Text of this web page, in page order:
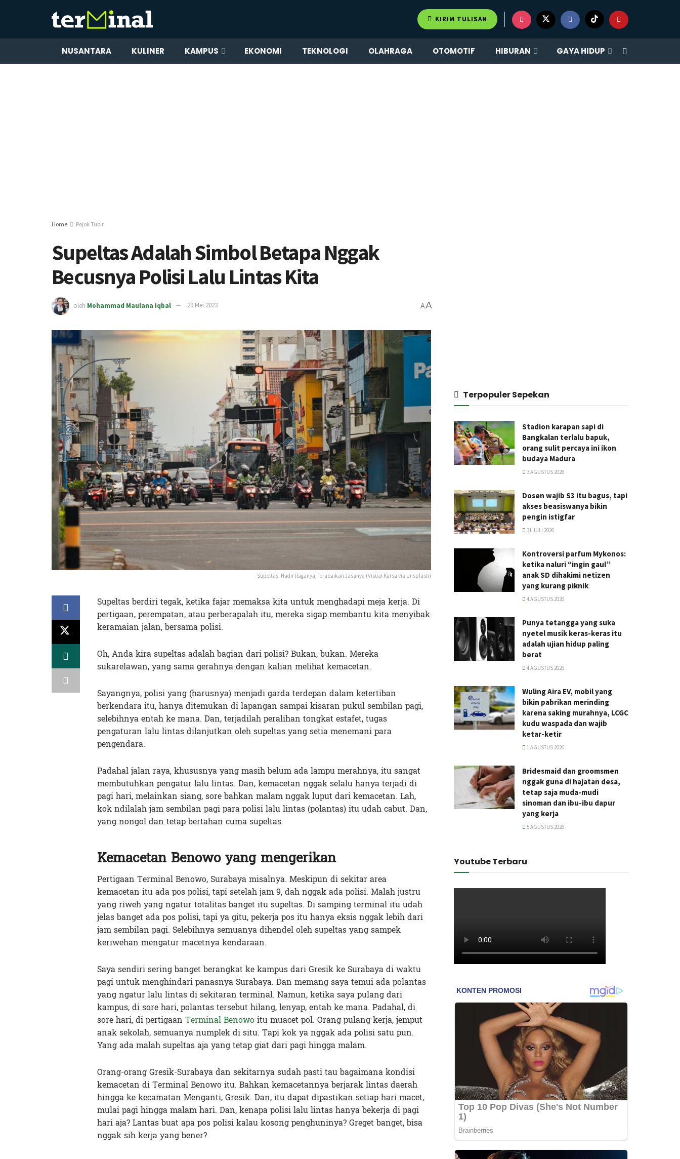
KIRIM TULISAN
NUSANTARA KULINER KAMPUS EKONOMI TEKNOLOGI OLAHRAGA OTOMOTIF HIBURAN GAYA HIDUP
Home Pojok Tubir
Supeltas Adalah Simbol Betapa Nggak
Becusnya Polisi Lalu Lintas Kita
oleh Mohammad Maulana Iqbal 29 Mei 2023 AA
Supeltas: Hadir Raganya, Terabaikan Jasanya (Visual Karsa via Unsplash)
Supeltas berdiri tegak, ketika fajar memaksa kita untuk menghadapi meja kerja. Di
pertigaan, perempatan, atau perberapalah itu, mereka sigap membantu kita menyibak
keramaian jalan, bersama polisi.
Oh, Anda kira supeltas adalah bagian dari polisi? Bukan, bukan. Mereka
sukarelawan, yang sama gerahnya dengan kalian melihat kemacetan.
Sayangnya, polisi yang (harusnya) menjadi garda terdepan dalam ketertiban
berkendara itu, hanya ditemukan di lapangan sampai kisaran pukul sembilan pagi,
selebihnya entah ke mana. Dan, terjadilah peralihan tongkat estafet, tugas
pengaturan lalu lintas dilanjutkan oleh supeltas yang setia menemani para
pengendara.
Padahal jalan raya, khususnya yang masih belum ada lampu merahnya, itu sangat
membutuhkan pengatur lalu lintas. Dan, kemacetan nggak selalu hanya terjadi di
pagi hari, melainkan siang, sore bahkan malam nggak luput dari kemacetan. Lah,
kok ndilalah jam sembilan pagi para polisi lalu lintas (polantas) itu udah cabut. Dan,
yang nongol dan tetap bertahan cuma supeltas.
Kemacetan Benowo yang mengerikan
Pertigaan Terminal Benowo, Surabaya misalnya. Meskipun di sekitar area
kemacetan itu ada pos polisi, tapi setelah jam 9, dah nggak ada polisi. Malah justru
yang riweh yang ngatur totalitas banget itu supeltas. Di samping terminal itu udah
jelas banget ada pos polisi, tapi ya gitu, pekerja pos itu hanya eksis nggak lebih dari
jam sembilan pagi. Selebihnya semuanya dihendel oleh supeltas yang sampek
keriwehan mengatur macetnya kendaraan.
Saya sendiri sering banget berangkat ke kampus dari Gresik ke Surabaya di waktu
pagi untuk menghindari panasnya Surabaya. Dan memang saya temui ada polantas
yang ngatur lalu lintas di sekitaran terminal. Namun, ketika saya pulang dari
kampus, di sore hari, polantas tersebut hilang, lenyap, entah ke mana. Padahal, di
sore hari, di pertigaan Terminal Benowoitu muacet pol. Orang pulang kerja, jemput
anak sekolah, semuanya numplek di situ. Tapi kok ya nggak ada polisi satu pun.
Yang ada malah supeltas aja yang tetap giat dari pagi hingga malam.
Orang-orang Gresik-Surabaya dan sekitarnya sudah pasti tau bagaimana kondisi
kemacetan di Terminal Benowo itu. Bahkan kemacetannya berjarak lintas daerah
hingga ke kecamatan Menganti, Gresik. Dan, itu dapat dipastikan setiap hari macet,
mulai pagi hingga malam hari. Dan, kenapa polisi lalu lintas hanya bekerja di pagi
hari aja? Lantas buat apa pos polisi kalau kosong penghuninya? Greget banget, bisa
nggak sih kerja yang bener?
Terpopuler Sepekan
Stadion karapan sapi di
Bangkalan terlalu bapuk,
orang sulit percaya ini ikon
budaya Madura
3 AGUSTUS 2026
Dosen wajib S3 itu bagus, tapi
akses beasiswanya bikin
pengin istigfar
31 JULI 2026
Kontroversi parfum Mykonos:
ketika naluri “ingin gaul”
anak SD dihakimi netizen
yang kurang piknik
4 AGUSTUS 2026
Punya tetangga yang suka
nyetel musik keras-keras itu
adalah ujian hidup paling
berat
4 AGUSTUS 2026
Wuling Aira EV, mobil yang
bikin pabrikan merinding
karena saking murahnya, LCGC
kudu waspada dan wajib
ketar-ketir
1 AGUSTUS 2026
Bridesmaid dan groomsmen
nggak guna di hajatan desa,
tetap saja muda-mudi
sinoman dan ibu-ibu dapur
yang kerja
5 AGUSTUS 2026
Youtube Terbaru